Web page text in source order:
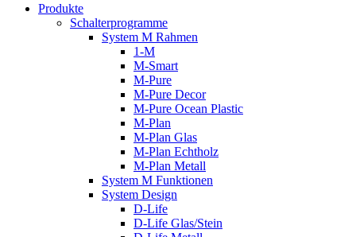
Produkte
Schalterprogramme
System M Rahmen
1-M
M-Smart
M-Pure
M-Pure Decor
M-Pure Ocean Plastic
M-Plan
M-Plan Glas
M-Plan Echtholz
M-Plan Metall
System M Funktionen
System Design
D-Life
D-Life Glas/Stein